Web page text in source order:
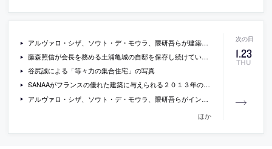
1.23
THU
アルヴァロ・シザ、ソウト・デ・モウラ、隈研吾らが建築展「Sensing Spaces」での作品などについて語っているインタビュー動画
藤森照信が会長を務める土浦亀城の自邸を保存し続けていくための会「土浦邸フレンズ」が設立
谷尻誠による「等々力の集合住宅」の写真
SANAAがフランスの優れた建築に与えられる２０１３年の「銀の定規賞」を受賞
アルヴァロ・シザ、ソウト・デ・モウラ、隈研吾らがインスタレーションを制作している建築展「Sensing Spaces」の会場写真
ほか